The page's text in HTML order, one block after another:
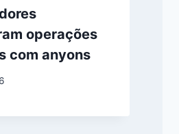
operações
com anyons